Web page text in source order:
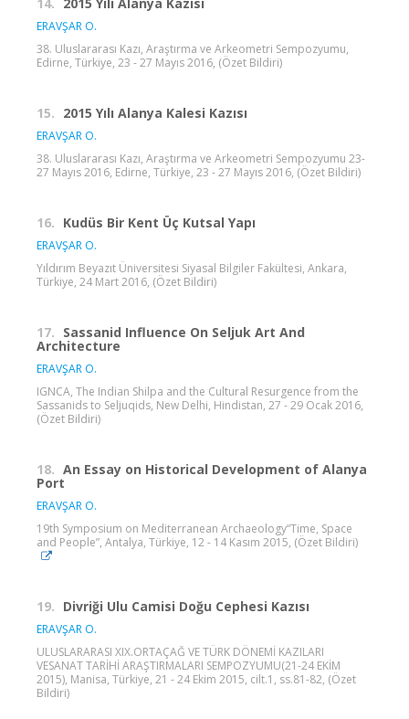
ERAVŞAR O.
38. Uluslararası Kazı, Araştırma ve Arkeometri Sempozyumu,
Edirne, Türkiye, 23 - 27 Mayıs 2016, (Özet Bildiri)
15. 2015 Yılı Alanya Kalesi Kazısı
ERAVŞAR O.
38. Uluslararası Kazı, Araştırma ve Arkeometri Sempozyumu 23-
27 Mayıs 2016, Edirne, Türkiye, 23 - 27 Mayıs 2016, (Özet Bildiri)
16. Kudüs Bir Kent Üç Kutsal Yapı
ERAVŞAR O.
Yıldırım Beyazıt Üniversitesi Siyasal Bilgiler Fakültesi, Ankara,
Türkiye, 24 Mart 2016, (Özet Bildiri)
17. Sassanid Influence On Seljuk Art And
Architecture
ERAVŞAR O.
IGNCA, The Indian Shilpa and the Cultural Resurgence from the
Sassanids to Seljuqids, New Delhi, Hindistan, 27 - 29 Ocak 2016,
(Özet Bildiri)
18. An Essay on Historical Development of Alanya
Port
ERAVŞAR O.
19th Symposium on Mediterranean Archaeology“Time, Space
and People”, Antalya, Türkiye, 12 - 14 Kasım 2015, (Özet Bildiri)
19. Divriği Ulu Camisi Doğu Cephesi Kazısı
ERAVŞAR O.
ULUSLARARASI XIX.ORTAÇAĞ VE TÜRK DÖNEMİ KAZILARI
VESANAT TARİHİ ARAŞTIRMALARI SEMPOZYUMU(21-24 EKİM
2015), Manisa, Türkiye, 21 - 24 Ekim 2015, cilt.1, ss.81-82, (Özet
Bildiri)